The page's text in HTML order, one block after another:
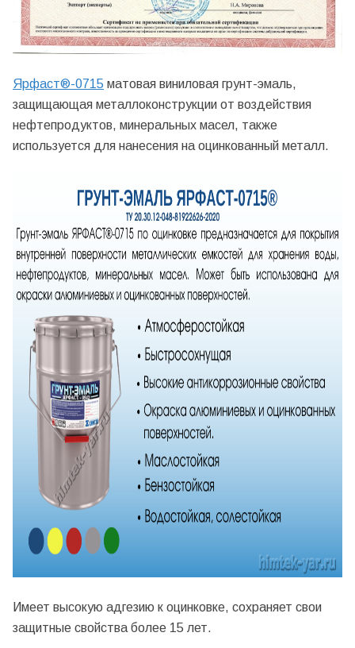
Ярфаст®-0715 матовая виниловая грунт-эмаль,
защищающая металлоконструкции от воздействия
нефтепродуктов, минеральных масел, также
используется для нанесения на оцинкованный металл.
Имеет высокую адгезию к оцинковке, сохраняет свои
защитные свойства более 15 лет.